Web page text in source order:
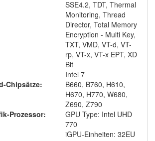
SSE4.2, TDT, Thermal
Monitoring, Thread
Director, Total Memory
Encryption - Multi Key,
TXT, VMD, VT-d, VT-
rp, VT-x, VT-x EPT, XD
Bit
Intel 7
Chipsätze:
B660, B760, H610,
H670, H770, W680,
Z690, Z790
Prozessor:
GPU Type: Intel UHD
770
iGPU-Einheiten: 32EU